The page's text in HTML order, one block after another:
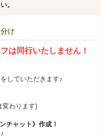
。
け
は同行いたしません！
していただきます♪
変わります)
チャット》作成！